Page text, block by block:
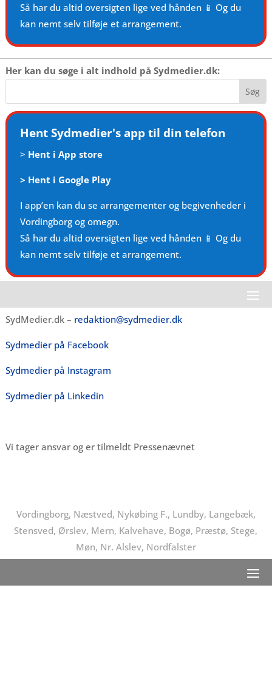
Så har du altid oversigten lige ved hånden 📱 Og du
kan nemt selv tilføje et arrangement.
Her kan du søge i alt indhold på Sydmedier.dk:
Hent Sydmedier's app til din telefon
> Hent i App store
> Hent i Google Play
I app’en kan du se arrangementer og begivenheder i
Vordingborg og omegn.
Så har du altid oversigten lige ved hånden 📱 Og du
kan nemt selv tilføje et arrangement.
SydMedier.dk – redaktion@sydmedier.dk
Sydmedier på Facebook
Sydmedier på Instagram
Sydmedier på Linkedin
Vi tager ansvar og er tilmeldt Pressenævnet
Vordingborg, Næstved, Nykøbing F., Lundby, Langebæk,
Stensved, Ørslev, Mern, Kalvehave, Bogø, Præstø, Stege,
Møn, Nr. Alslev, Nordfalster